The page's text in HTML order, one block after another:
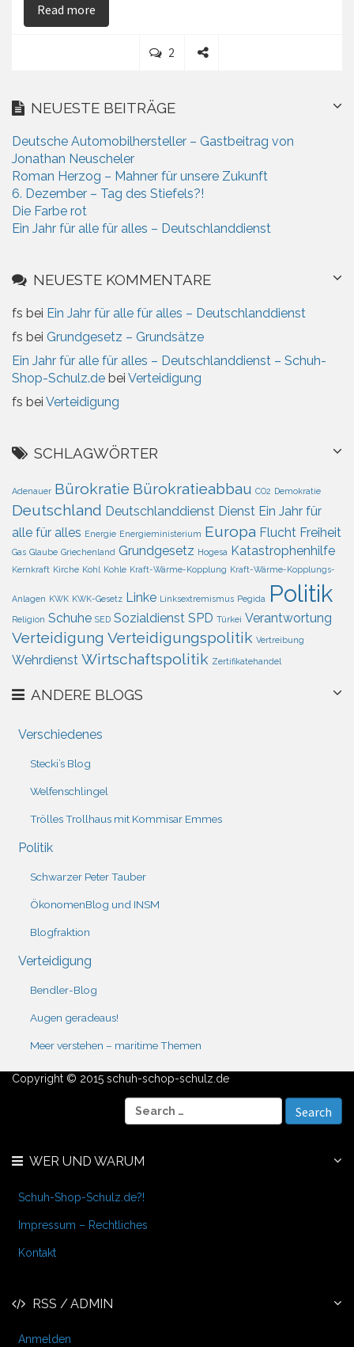
Read more
2C
m
n
e
NEUESTE BEITRÄGE
Deutsche Automobilhersteller – Gastbeitrag von
Jonathan Neuscheler
Roman Herzog – Mahner für unsere Zukunft
6. Dezember – Tag des Stiefels?!
Die Farbe rot
Ein Jahr für alle für alles – Deutschlanddienst
NEUESTE KOMMENTARE
fs bei Ein Jahr für alle für alles – Deutschlanddienst
fs bei Grundgesetz – Grundsätze
Ein Jahr für alle für alles – Deutschlanddienst – Schuh-
Shop-Schulz.de bei Verteidigung
fs bei Verteidigung
SCHLAGWÖRTER
Adenauer Bürokratie Bürokratieabbau CO2 Demokratie
Deutschland Deutschlanddienst Dienst Ein Jahr für
alle für alles Energie Energieministerium Europa Flucht Freiheit
Gas Glaube Griechenland Grundgesetz Hogesa Katastrophenhilfe
Kernkraft Kirche Kohl Kohle Kraft-Wärme-Kopplung Kraft-Wärme-Kopplungs-
Anlagen KWK KWK-Gesetz Linke Linksextremismus Pegida Politik
Religion Schuhe SED Sozialdienst SPD Türkei Verantwortung
Verteidigung Verteidigungspolitik Vertreibung
Wehrdienst Wirtschaftspolitik Zertifikatehandel
ANDERE BLOGS
Verschiedenes
Stecki’s Blog
Welfenschlingel
Trölles Trollhaus mit Kommisar Emmes
Politik
Schwarzer Peter Tauber
ÖkonomenBlog und INSM
Blogfraktion
Verteidigung
Bendler-Blog
Augen geradeaus!
Meer verstehen – maritime Themen
Copyright © 2015 schuh-schop-schulz.de
S
c
f
r
WER UND WARUM
Schuh-Shop-Schulz.de?!
Impressum – Rechtliches
Kontakt
RSS / ADMIN
Anmelden